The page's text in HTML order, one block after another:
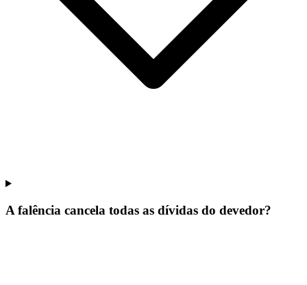
A falência cancela todas as dívidas do devedor?